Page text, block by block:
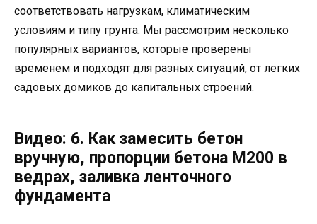
соответствовать нагрузкам, климатическим
условиям и типу грунта. Мы рассмотрим несколько
популярных вариантов, которые проверены
временем и подходят для разных ситуаций, от легких
садовых домиков до капитальных строений.
Видео: 6. Как замесить бетон
вручную, пропорции бетона М200 в
ведрах, заливка ленточного
фундамента